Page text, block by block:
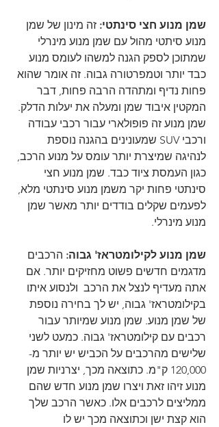
שמן מנוע חצי סינתטי: זה מינון של שמן
מנוע סיתטי מהול עם שמן מנוע מינרלי
שמתוכן לספק הגנה למשהו לעומס מנוע
כבד יותר וטמפרטורה גבוה. זה אומר שהוא
פחות נדיף ומתהדה הרבה פחות, דבר
המקטין איבוד שמן ומעלה את יעלות הדלק.
שמן מנוע זה פופולארי עבור רכבי עבודה
ורכבי SUV שמעונינים בהגנה נוספת
לנהיגה שמיצרת יותר עומס על מנוע הרכב,
כגון העמסת ציוד כבד. שמן מנוע חצי
סינתטי פחות יקר משמן מנוע סינתטי מלא,
לפעמים שקלים בודדים יותר מאשר שמן
מנוע מינרלי.
שמן מנוע לקילומטראז' גבוה: הרכבים
מדגמים חדשים פשוט מחזיקים יותר. אם
אתה מעדיף לנצל את הרכב  ולנסוע איתו
בקילומטראז' גבוה, יש לך בחירה נוספת
של שמן מנוע. שמן מנוע שמיותר עבור
רכבים עם קילומטראז' גבוה. כמעט לשני
שלישים מהרכבים על הכביש יש יותר מ-
120,000 ק"מ. כתוצאה מכך, יצרניות שמן
מנוע זיהו זאת ויצרו שמן מנוע חדש שהם
ממליצים לרכבים אלו. כאשר הרכב שלך
הוא קצת ישן וכתוצאה מכך יש לו